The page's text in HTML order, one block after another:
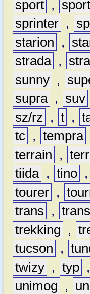
sport ,
sprinter ,
starion
,
strada ,
sunny ,
supra , suv
sz/rz
, t ,
tc , tempra
terrain
,
tiida , tino ,
tourer ,
trans
,
trekking
,
tucson
,
twizy , typ ,
unimog
,